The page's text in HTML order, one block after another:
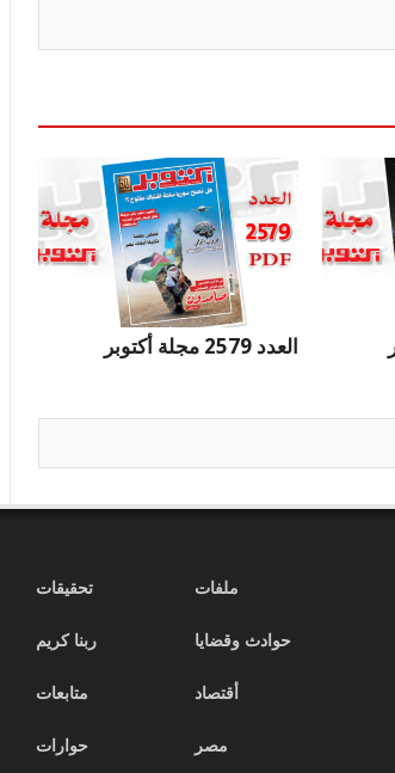
العدد 2579 مجلة أكتوبر
ملفات
تحقيقات
حوادث وقضايا
ربنا كريم
أقتصاد
متابعات
مصر
حوارات